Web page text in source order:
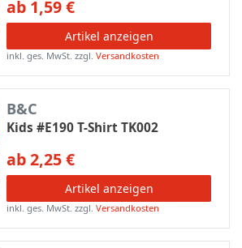
ab 1,59 €
Artikel anzeigen
inkl. ges. MwSt. zzgl.Versandkosten
B&C
Kids #E190 T-Shirt TK002
ab 2,25 €
Artikel anzeigen
inkl. ges. MwSt. zzgl.Versandkosten